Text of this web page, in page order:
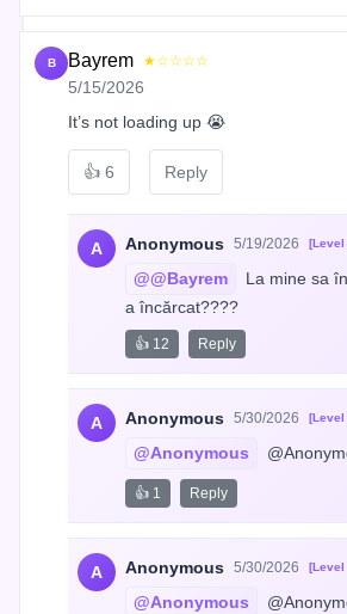
B Bayrem ★☆☆☆☆
5/15/2026
It’s not loading up 😭
👍 6 Reply
A Anonymous 5/19/2026 [Level
@@Bayrem
La mine sa
a încărcat????
👍 12 Reply
A Anonymous 5/30/2026 [Level
@Anonymous
👍 1 Reply
A Anonymous 5/30/2026 [Level
@Anonymous